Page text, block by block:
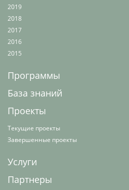
2019
2018
2017
2016
2015
Программы
База знаний
Проекты
Текущие проекты
Завершенные проекты
Услуги
Партнеры